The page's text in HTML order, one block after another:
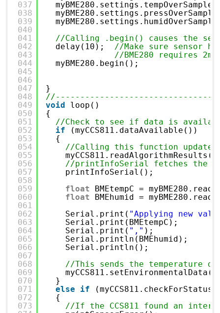
037
038
039
040
041
042
043
044
045
046
047
048
049
050
051
052
053
054
055
056
057
058
059
060
061
062
063
064
065
066
067
068
069
070
071
072
073
//Calling .begin() causes the
delay(10); //Make sure sensor
//BME280 requires
myBME280.begin();
}
void
loop()
{
//Check to see if data is
if
(myCCS811.dataAvailable())
{
//Calling this function updates
//printInfoSerial fetches the
printInfoSerial();
float
BMEtempC =
float
BMEhumid =
Serial.print( "Applying new
Serial.print(BMEtempC);
Serial.print( "," );
Serial.println(BMEhumid);
Serial.println();
//This sends the temperature
}
else
if
{
//If the CCS811 found an